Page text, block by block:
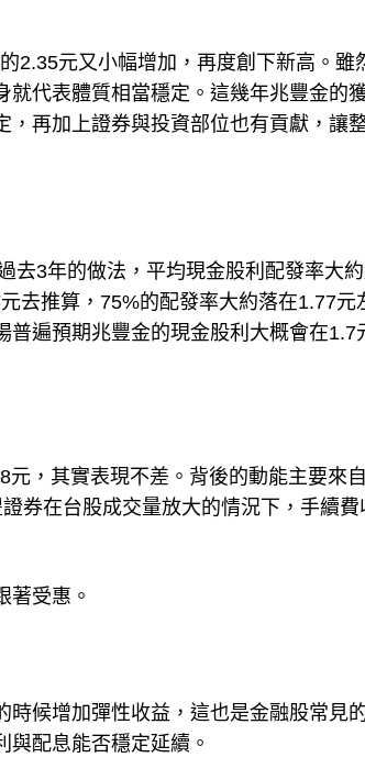
2.35元又小幅增加，再度創下新高。雖
代表體質相當穩定。這幾年兆豐金的
再加上證券與投資部位也有貢獻，讓
去3年的做法，平均現金股利配發率大
去推算，75%的配發率大約落在1.77元
遍預期兆豐金的現金股利大概會在1.7
，其實表現不差。背後的動能主要來
券在台股成交量放大的情況下，手續費
著受惠。
候增加彈性收益，這也是金融股常見
配息能否穩定延續。